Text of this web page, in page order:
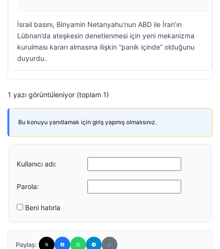
İsrail basını, Binyamin Netanyahu’nun ABD ile İran’ın
Lübnan’da ateşkesin denetlenmesi için yeni mekanizma
kurulması kararı almasına ilişkin “panik içinde” olduğunu
duyurdu.
1 yazı görüntüleniyor (toplam 1)
Bu konuyu yanıtlamak için giriş yapmış olmalısınız.
Kullanıcı adı:
Parola:
Beni hatırla
Paylaş: